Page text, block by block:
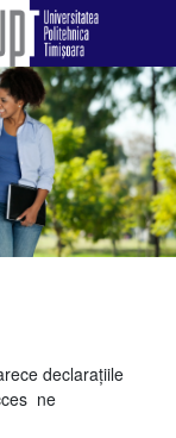
declaraţiile
ne